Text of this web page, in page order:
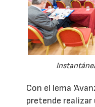
Con el lema
pretende